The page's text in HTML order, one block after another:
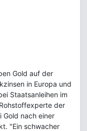
Gold auf der
in Europa und
Staatsanleihen im
der
Gold nach einer
"Ein schwacher